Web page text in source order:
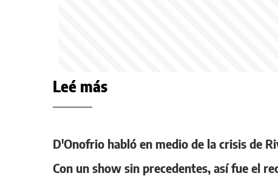
Leé más
D'Onofrio habló en medio de la crisis de
Con un show sin precedentes, así fue el